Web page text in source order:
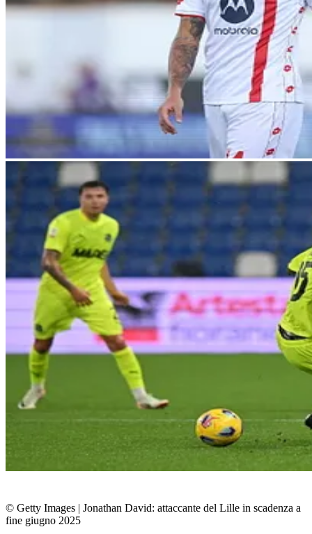
© Getty Images | Jonathan David: attaccante del Lille in scadenza a
fine giugno 2025